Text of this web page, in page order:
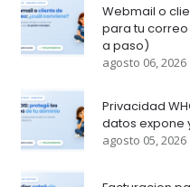
Webmail o
para tu
a paso)
agosto 06, 2026
Privacidad
datos expone
agosto 05, 2026